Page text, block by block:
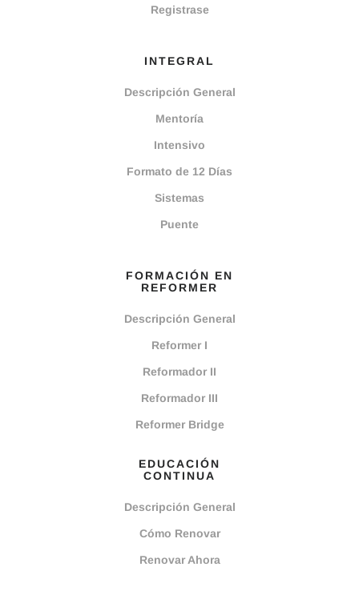
Registrase
INTEGRAL
Descripción General
Mentoría
Intensivo
Formato de 12 Días
Sistemas
Puente
FORMACIÓN EN
REFORMER
Descripción General
Reformer I
Reformador II
Reformador III
Reformer Bridge
EDUCACIÓN
CONTINUA
Descripción General
Cómo Renovar
Renovar Ahora